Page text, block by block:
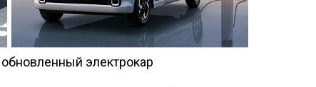
электрокар